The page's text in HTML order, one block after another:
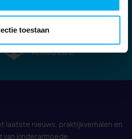
toestaan
laatste nieuws, praktijkverhalen en
kinderarmoede.